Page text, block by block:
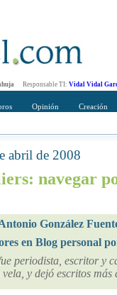
Responsable TI: Vidal Vidal
Opinión Creación
abril de 2008
navegar
González
en Blog personal
periodista, escritor y
y dejó escritos